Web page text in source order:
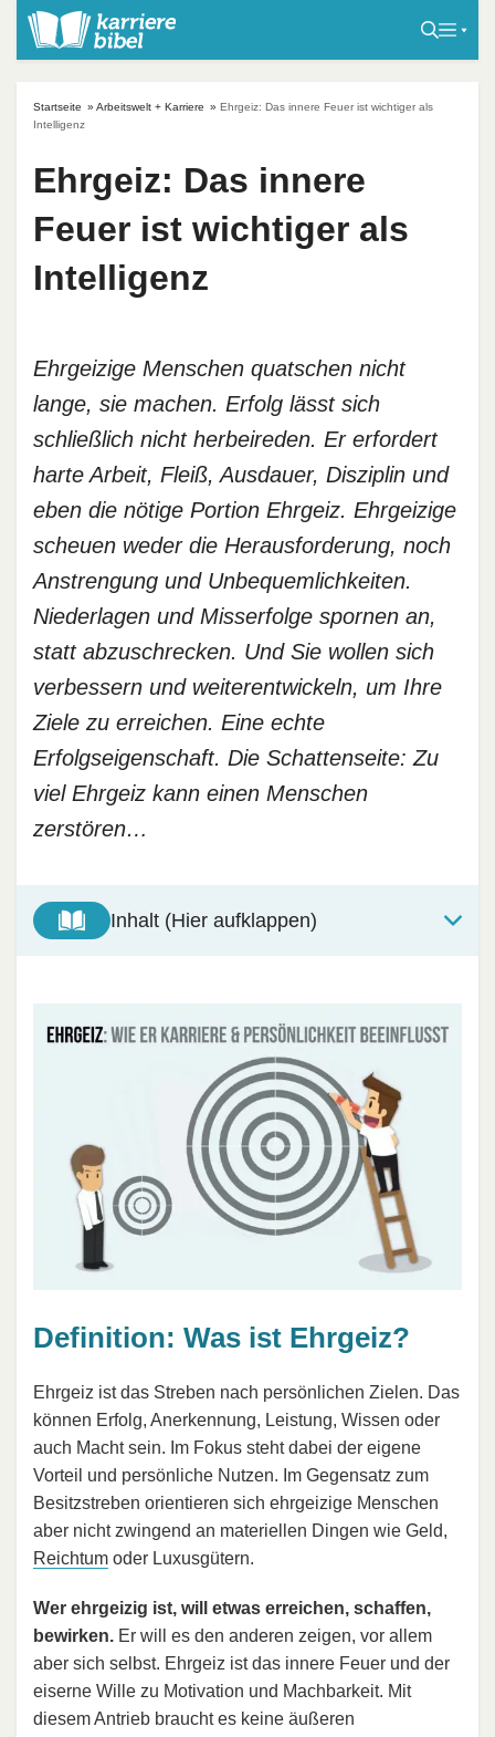
Startseite » Arbeitswelt + Karriere » Ehrgeiz: Das innere Feuer ist wichtiger als
Intelligenz
Ehrgeiz: Das innere
Feuer ist wichtiger als
Intelligenz
Ehrgeizige Menschen quatschen nicht
lange, sie machen. Erfolg lässt sich
schließlich nicht herbeireden. Er erfordert
harte Arbeit, Fleiß, Ausdauer, Disziplin und
eben die nötige Portion Ehrgeiz. Ehrgeizige
scheuen weder die Herausforderung, noch
Anstrengung und Unbequemlichkeiten.
Niederlagen und Misserfolge spornen an,
statt abzuschrecken. Und Sie wollen sich
verbessern und weiterentwickeln, um Ihre
Ziele zu erreichen. Eine echte
Erfolgseigenschaft. Die Schattenseite: Zu
viel Ehrgeiz kann einen Menschen
zerstören…
Inhalt (Hier aufklappen)
Definition: Was ist Ehrgeiz?
Ehrgeiz ist das Streben nach persönlichen Zielen. Das
können Erfolg, Anerkennung, Leistung, Wissen oder
auch Macht sein. Im Fokus steht dabei der eigene
Vorteil und persönliche Nutzen. Im Gegensatz zum
Besitzstreben orientieren sich ehrgeizige Menschen
aber nicht zwingend an materiellen Dingen wie Geld,
Reichtum oder Luxusgütern.
Wer ehrgeizig ist, will etwas erreichen, schaffen,
bewirken. Er will es den anderen zeigen, vor allem
aber sich selbst. Ehrgeiz ist das innere Feuer und der
eiserne Wille zu Motivation und Machbarkeit. Mit
diesem Antrieb braucht es keine äußeren